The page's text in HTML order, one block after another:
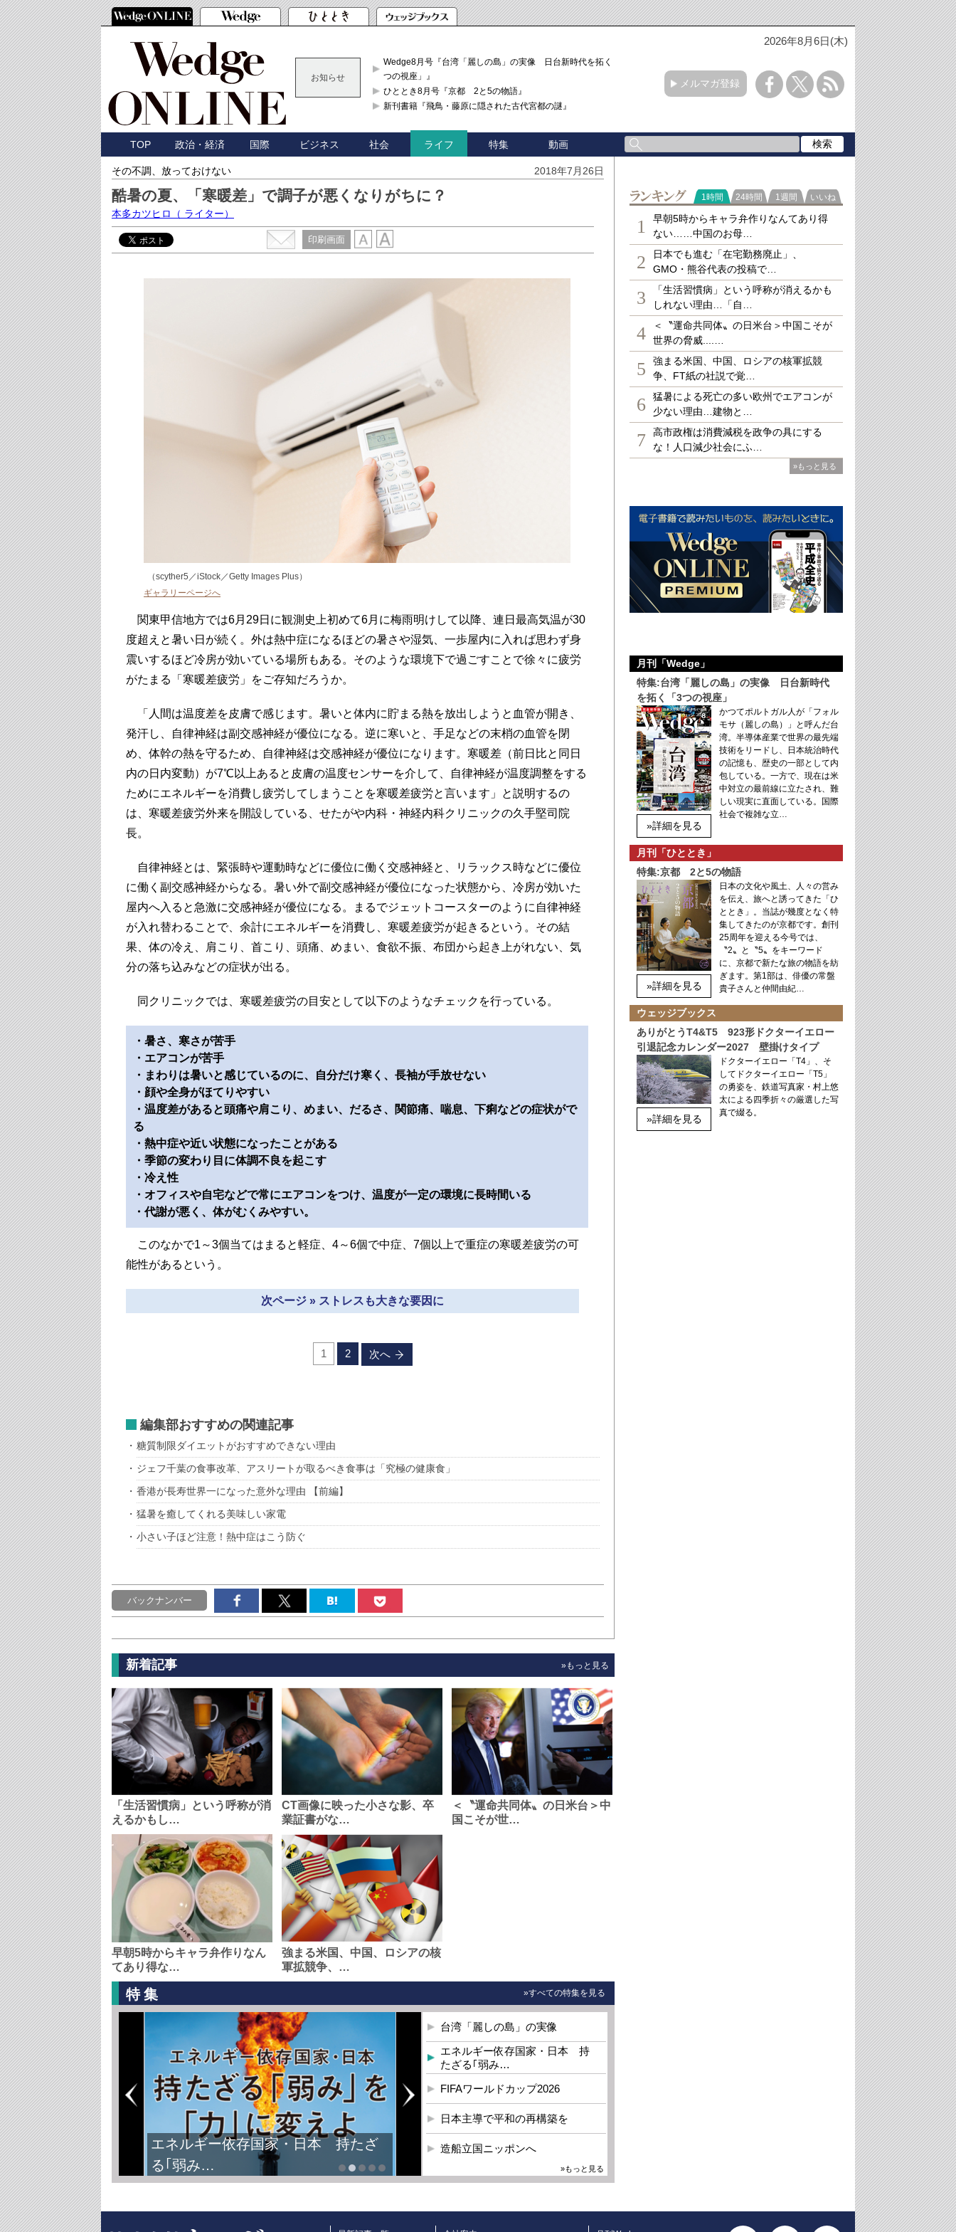
2026年8月6日(木)
お知らせ
Wedge8月号『台湾「麗しの島」の実像 日台新時代を拓く「3
つの視座」』
ひととき8月号『京都 2と5の物語』
新刊書籍『飛鳥・藤原に隠された古代宮都の謎』
メルマガ登録
TOP 政治・経済 国際 ビジネス 社会 ライフ 特集 動画
その不調、放っておけない 2018年7月26日
酷暑の夏、「寒暖差」で調子が悪くなりがちに？
本多カツヒロ （ ライター）
印刷画面
（scyther5／iStock／Getty Images Plus）
ギャラリーページへ
関東甲信地方では6月29日に観測史上初めて6月に梅雨明けして以降、連日最高気温が30
度超えと暑い日が続く。外は熱中症になるほどの暑さや湿気、一歩屋内に入れば思わず身
震いするほど冷房が効いている場所もある。そのような環境下で過ごすことで徐々に疲労
がたまる「寒暖差疲労」をご存知だろうか。
「人間は温度差を皮膚で感じます。暑いと体内に貯まる熱を放出しようと血管が開き、
発汗し、自律神経は副交感神経が優位になる。逆に寒いと、手足などの末梢の血管を閉
め、体幹の熱を守るため、自律神経は交感神経が優位になります。寒暖差（前日比と同日
内の日内変動）が7℃以上あると皮膚の温度センサーを介して、自律神経が温度調整をする
ためにエネルギーを消費し疲労してしまうことを寒暖差疲労と言います」と説明するの
は、寒暖差疲労外来を開設している、せたがや内科・神経内科クリニックの久手堅司院
長。
自律神経とは、緊張時や運動時などに優位に働く交感神経と、リラックス時などに優位
に働く副交感神経からなる。暑い外で副交感神経が優位になった状態から、冷房が効いた
屋内へ入ると急激に交感神経が優位になる。まるでジェットコースターのように自律神経
が入れ替わることで、余計にエネルギーを消費し、寒暖差疲労が起きるという。その結
果、体の冷え、肩こり、首こり、頭痛、めまい、食欲不振、布団から起き上がれない、気
分の落ち込みなどの症状が出る。
同クリニックでは、寒暖差疲労の目安として以下のようなチェックを行っている。
・暑さ、寒さが苦手
・エアコンが苦手
・まわりは暑いと感じているのに、自分だけ寒く、長袖が手放せない
・顔や全身がほてりやすい
・温度差があると頭痛や肩こり、めまい、だるさ、関節痛、喘息、下痢などの症状がで
る
・熱中症や近い状態になったことがある
・季節の変わり目に体調不良を起こす
・冷え性
・オフィスや自宅などで常にエアコンをつけ、温度が一定の環境に長時間いる
・代謝が悪く、体がむくみやすい。
このなかで1～3個当てはまると軽症、4～6個で中症、7個以上で重症の寒暖差疲労の可
能性があるという。
次ページ » ストレスも大きな要因に
1 2 次へ
編集部おすすめの関連記事
糖質制限ダイエットがおすすめできない理由
ジェフ千葉の食事改革、アスリートが取るべき食事は「究極の健康食」
香港が長寿世界一になった意外な理由 【前編】
猛暑を癒してくれる美味しい家電
小さい子ほど注意！熱中症はこう防ぐ
バックナンバー
新着記事 »もっと見る
「生活習慣病」という呼称が消
えるかもし…
CT画像に映った小さな影、卒
業証書がな…
＜〝運命共同体〟の日米台＞中
国こそが世…
早朝5時からキャラ弁作りなん
てあり得な…
強まる米国、中国、ロシアの核
軍拡競争、…
特集 »すべての特集を見る
エネルギー依存国家・日本 持たざ
る｢弱み…
台湾「麗しの島」の実像
エネルギー依存国家・日本 持
たざる｢弱み…
FIFAワールドカップ2026
日本主導で平和の再構築を
造船立国ニッポンへ
»もっと見る
ランキング
1時間 24時間 1週間 いいね
1
早朝5時からキャラ弁作りなんてあり得
ない……中国のお母…
2
日本でも進む「在宅勤務廃止」、
GMO・熊谷代表の投稿で…
3
「生活習慣病」という呼称が消えるかも
しれない理由…「自…
4
＜〝運命共同体〟の日米台＞中国こそが
世界の脅威....…
5
強まる米国、中国、ロシアの核軍拡競
争、FT紙の社説で覚…
6
猛暑による死亡の多い欧州でエアコンが
少ない理由…建物と…
7
高市政権は消費減税を政争の具にする
な！人口減少社会にふ…
»もっと見る
月刊「Wedge」
特集:台湾「麗しの島」の実像 日台新時代
を拓く「3つの視座」
»詳細を見る
かつてポルトガル人が「フォル
モサ（麗しの島）」と呼んだ台
湾。半導体産業で世界の最先端
技術をリードし、日本統治時代
の記憶も、歴史の一部として内
包している。一方で、現在は米
中対立の最前線に立たされ、難
しい現実に直面している。国際
社会で複雑な立…
月刊「ひととき」
特集:京都 2と5の物語
»詳細を見る
日本の文化や風土、人々の営み
を伝え、旅へと誘ってきた「ひ
ととき」。当誌が幾度となく特
集してきたのが京都です。創刊
25周年を迎える今号では、
〝2〟と〝5〟をキーワード
に、京都で新たな旅の物語を紡
ぎます。第1部は、俳優の常盤
貴子さんと仲間由紀…
ウェッジブックス
ありがとうT4&T5 923形ドクターイエロー
引退記念カレンダー2027 壁掛けタイプ
»詳細を見る
ドクターイエロー「T4」、そ
してドクターイエロー「T5」
の勇姿を、鉄道写真家・村上悠
太による四季折々の厳選した写
真で綴る。